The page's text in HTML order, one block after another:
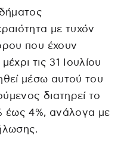
με τυχόν
που έχουν
τις 31 Ιουλίου
μέσω αυτού του
διατηρεί το
έως 4%, ανάλογα με